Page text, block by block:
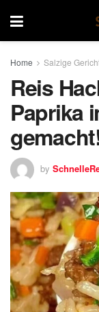
Home Salzige
Reis
Paprika
by